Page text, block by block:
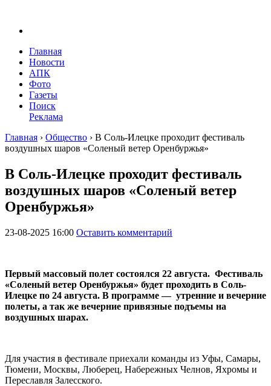
Главная
Новости
АПК
Фото
Газеты
Поиск
Реклама
Главная › Общество › В Соль-Илецке проходит фестиваль
воздушных шаров «Соленый ветер Оренбуржья»
В Соль-Илецке проходит фестиваль
воздушных шаров «Соленый ветер
Оренбуржья»
23-08-2025 16:00 Оставить комментарий
Первый массовый полет состоялся 22 августа. Фестиваль
«Соленый ветер Оренбуржья» будет проходить в Соль-
Илецке по 24 августа. В программе — утренние и вечерние
полеты, а так же вечерние привязные подъемы на
воздушных шарах.
Для участия в фестивале приехали команды из Уфы, Самары,
Тюмени, Москвы, Люберец, Набережных Челнов, Яхромы и
Переславля Залесского.